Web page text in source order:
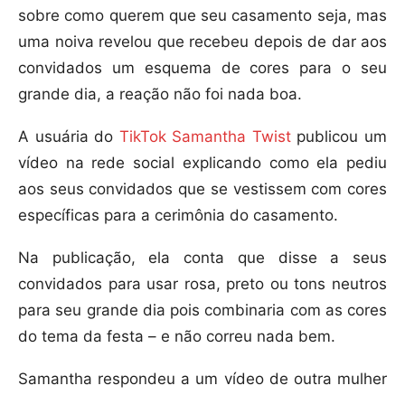
sobre como querem que seu casamento seja, mas
uma noiva revelou que recebeu depois de dar aos
convidados um esquema de cores para o seu
grande dia, a reação não foi nada boa.
A usuária do TikTok Samantha Twistpublicou um
vídeo na rede social explicando como ela pediu
aos seus convidados que se vestissem com cores
específicas para a cerimônia do casamento.
Na publicação, ela conta que disse a seus
convidados para usar rosa, preto ou tons neutros
para seu grande dia pois combinaria com as cores
do tema da festa – e não correu nada bem.
Samantha respondeu a um vídeo de outra mulher